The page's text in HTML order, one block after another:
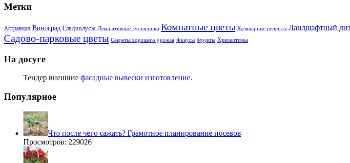
Метки
Астранция Виноград Гладиолусы Декоративные кустарники Комнатные цветы Кулинарные рецепты Ландшафтный
Садово-парковые цветы Секреты хорошего урожая Фикусы Фрукты Хризантемы
На досуге
Тендер внешние фасадные вывески изготовление.
Популярное
Что после чего сажать? Грамотное планирование посевов
Просмотров: 229026